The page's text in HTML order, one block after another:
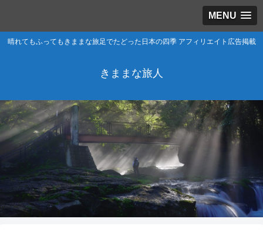
MENU
晴れてもふってもきままな旅足でたどった日本の四季 アフィリエイト広告掲載
きままな旅人